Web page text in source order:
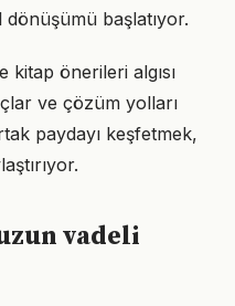
dönüşümü başlatıyor.
kitap önerileri algısı
ve çözüm yolları
paydayı keşfetmek,
vadeli